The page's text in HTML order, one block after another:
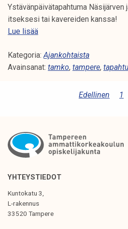
.
!
Ystävänpäivätapahtuma Näsijärven
itseksesi tai kavereiden kanssa!
Lue lisääY
t
ä
i
v
t
p
a
Kategoria:Ajankohtaista
Avainsanat: tamko, tampere,
I
K
K
E
L
Edellinen 1
YHTEYSTIEDOT
Kuntokatu 3,
L-rakennus
33520 Tampere